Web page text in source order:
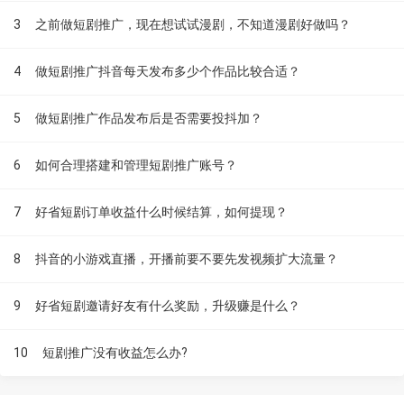
3 之前做短剧推广，现在想试试漫剧，不知道漫剧好做吗？
4 做短剧推广抖音每天发布多少个作品比较合适？
5 做短剧推广作品发布后是否需要投抖加？
6 如何合理搭建和管理短剧推广账号？
7 好省短剧订单收益什么时候结算，如何提现？
8 抖音的小游戏直播，开播前要不要先发视频扩大流量？
9 好省短剧邀请好友有什么奖励，升级赚是什么？
10 短剧推广没有收益怎么办?